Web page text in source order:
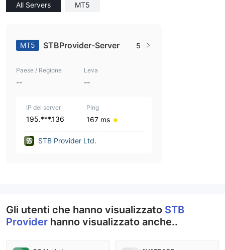
All Servers MT5
MT5 STBProvider-Server 5
Paese / Regione
--
Leva
--
IP del server
195.***.136
Ping
167 ms
STB Provider Ltd.
Gli utenti che hanno visualizzato STB
Provider hanno visualizzato anche..